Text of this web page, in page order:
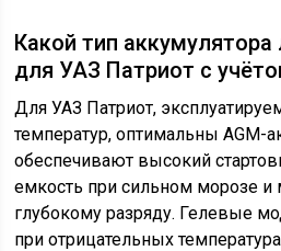
Какой тип
для УАЗ Патриот с
Для УАЗ Патриот,
температур, оптимальны AGM-
обеспечивают высокий
емкость при сильном морозе и
глубокому разряду. Гелевые
при отрицательных